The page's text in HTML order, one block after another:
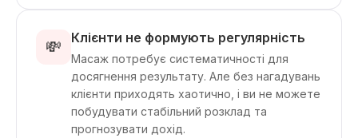
💸 Клієнти не формують регулярність
Масаж потребує систематичності для
досягнення результату. Але без нагадувань
клієнти приходять хаотично, і ви не можете
побудувати стабільний розклад та
прогнозувати дохід.